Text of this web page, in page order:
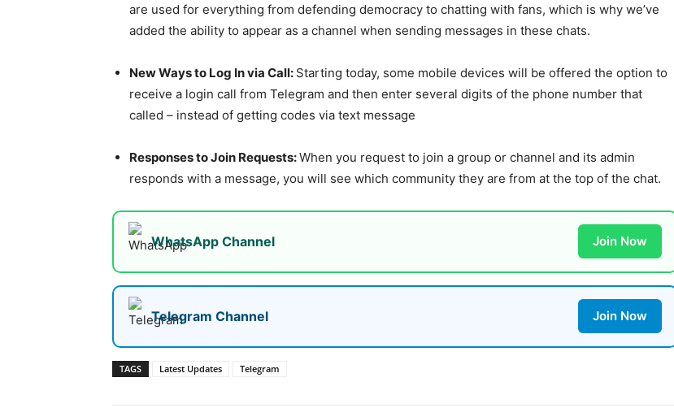
are used for everything from defending democracy to chatting with fans, which is why we’ve
added the ability to appear as a channel when sending messages in these chats.
New Ways to Log In via Call: Starting today, some mobile devices will be offered the option to
receive a login call from Telegram and then enter several digits of the phone number that
called – instead of getting codes via text message
Responses to Join Requests:When you request to join a group or channel and its admin
responds with a message, you will see which community they are from at the top of the chat.
WhatsApp Channel Join Now
Telegram Channel Join Now
TAGS Latest Updates Telegram